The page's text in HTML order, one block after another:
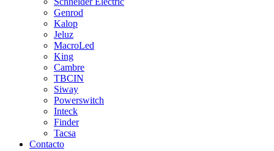
Genrod
Kalop
Jeluz
MacroLed
King
Cambre
TBCIN
Siway
Powerswitch
Inteck
Finder
Tacsa
Contacto